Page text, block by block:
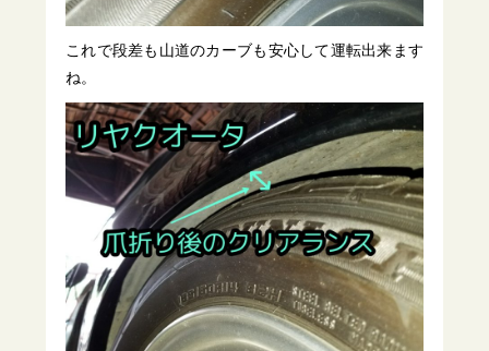
これで段差も山道のカーブも安心して運転出来ます
ね。